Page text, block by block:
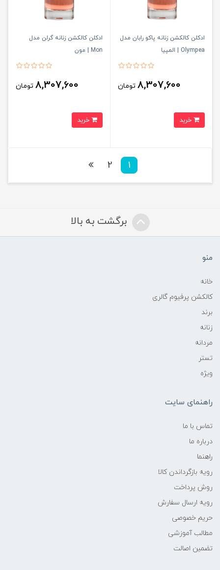
ادکلن کالکشن زنانه پاکو رابان مدل
Olympea | المپیا
8,307,600 تومان
ادکلن کالکشن زنانه گرلن مدل
Mon | مون
8,307,600 تومان
1
2
برگشت به بالا
منو
خانه
کالکشن پرفیوم گالری
برند
زنانه
مردانه
تستر
ویژه
راهنمای سایت
تماس با ما
درباره ما
راهنما
رویه‌ بازگرداندن کالا
روش پرداخت
رویه ارسال سفارش
حریم خصوصی
مطالب آموزشی
تضمین اصالت